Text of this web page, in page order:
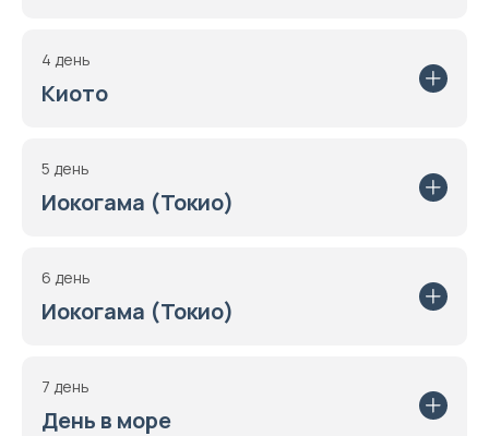
4 день
Киото
5 день
Иокогама (Токио)
6 день
Иокогама (Токио)
7 день
День в море